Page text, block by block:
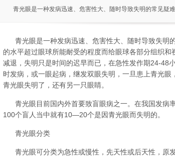
青光眼是一种发病迅速、危害性大、随时导致失明的常见疑
青光眼是一种发病迅速、危害性大、随时导致失明
的水平超过眼球所能耐受的程度而给眼球各部分组织
减退，失明只是时间的迟早而已，在急性发作期24-48
时发病，或一眼起病，继发双眼失明，一旦患上青光
青光眼失明了，还有另一只眼睛。
青光眼目前国内外首要致盲眼病之一。在我国发
100个盲人当中就有10—20个是因青光眼而失明的。
青光眼分类
青光眼可分类为急性或慢性，先天性或后天性，原